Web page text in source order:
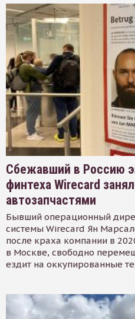
Сбежавший в Россию
финтеха Wirecard
автозапчастями
Бывший операционный
системы Wirecard Ян
после краха компании в
в Москве, свободно
ездит на оккупированные